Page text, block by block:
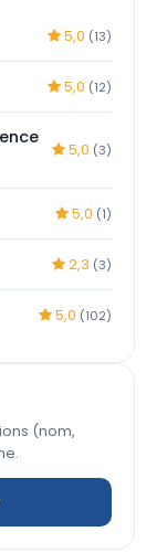
5,0 (13)
5,0 (12)
5,0 (3)
5,0 (1)
2,3 (3)
5,0 (102)
(nom,